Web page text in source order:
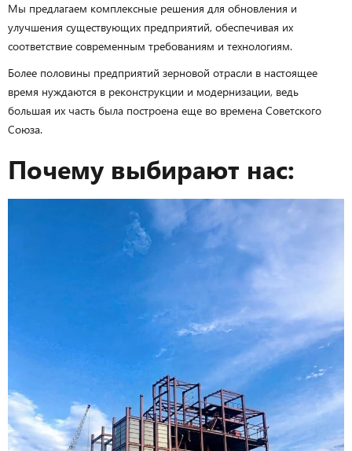
Мы предлагаем комплексные решения для обновления и
улучшения существующих предприятий, обеспечивая их
соответствие современным требованиям и технологиям.
Более половины предприятий зерновой отрасли в настоящее
время нуждаются в реконструкции и модернизации, ведь
большая их часть была построена еще во времена Советского
Союза.
Почему выбирают нас: